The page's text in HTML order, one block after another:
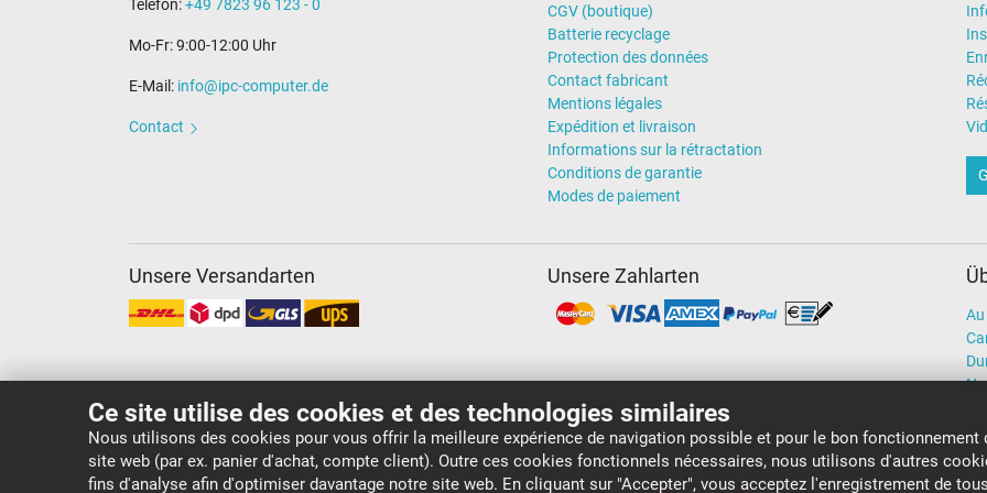
Ce site utilise des cookies et des technologies similaires
Nous utilisons des cookies pour vous offrir la meilleure expérience de navigation possible et pour le bon fonctionnement
site web (par ex. panier d'achat, compte client). Outre ces cookies fonctionnels nécessaires, nous utilisons d'autres
fins d'analyse afin d'optimiser davantage notre site web. En cliquant sur "Accepter", vous acceptez l'enregistrement de
Telefon:+49 7823 96 123 - 0
Mo-Fr: 9:00-12:00 Uhr
E-Mail: info@ipc-computer.de
Contact
CGV (boutique)
Batterie recyclage
Protection des données
Contact fabricant
Mentions légales
Expédition et livraison
Informations sur la rétractation
Conditions de garantie
Modes de paiement
Unsere Versandarten Unsere Zahlarten
Copyright ©IPC-Computer Deutschland GmbH